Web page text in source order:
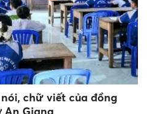
chữ viết của đồng
An Giang